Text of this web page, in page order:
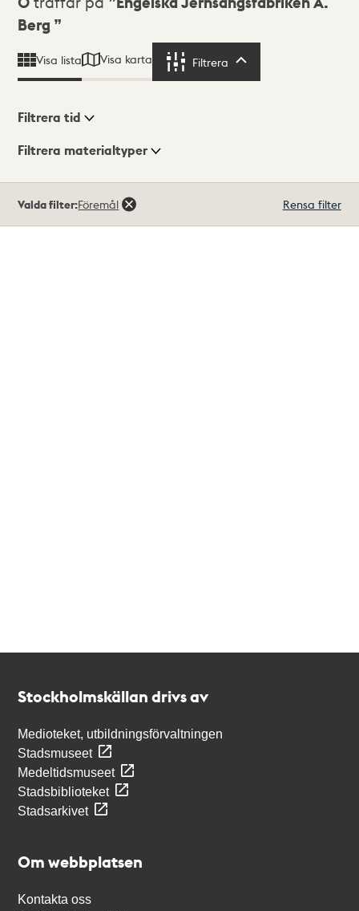
Berg
Visa lista Visa karta Filtrera
Visningsläge
Filtrera tid
Filtrera materialtyper
träffar
Valda filter:Föremål Rensa filter
Stockholmskällan drivs av
Medioteket, utbildningsförvaltningen
Stadsmuseet
Medeltidsmuseet
Stadsbiblioteket
Stadsarkivet
Om webbplatsen
Kontakta oss